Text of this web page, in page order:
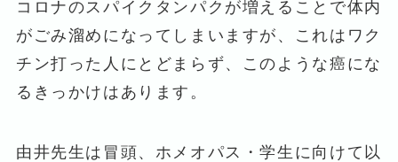
コロナのスパイクタンパクが増えることで体内
がごみ溜めになってしまいますが、これはワク
チン打った人にとどまらず、このような癌にな
るきっかけはあります。
由井先生は冒頭、ホメオパス・学生に向けて以